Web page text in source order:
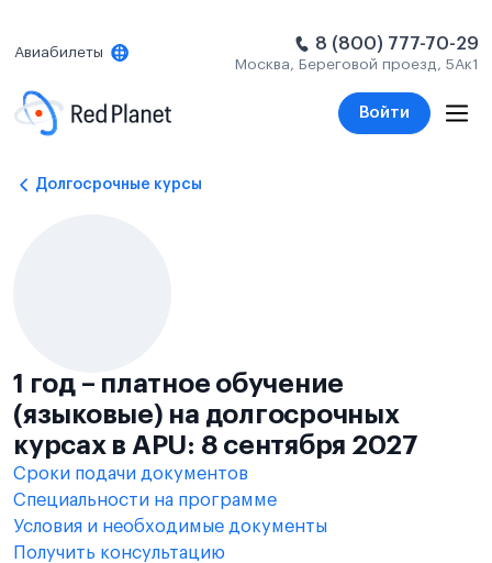
Авиабилеты 8 (800) 777-70-29
Москва, Береговой проезд, 5Ак1
Войти
Долгосрочные курсы
1 год – платное обучение
(языковые) на долгосрочных
курсах в APU: 8 сентября 2027
Сроки подачи документов
Специальности на программе
Условия и необходимые документы
Получить консультацию